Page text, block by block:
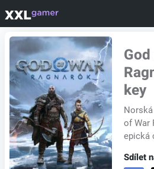
key
of War
epická
se
Sdílet